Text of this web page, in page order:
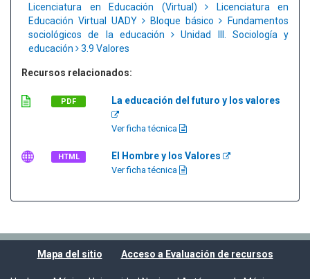
Licenciatura en Educación (Virtual)
Licenciatura en
Educación Virtual UADY
Bloque básico
Fundamentos
sociológicos de la educación
Unidad III. Sociología y
educación
3.9 Valores
Recursos relacionados:
PDF La educación del futuro y los valores
Ver ficha técnica
HTML El Hombre y los Valores
Ver ficha técnica
Mapa del sitio Acceso a Evaluación de recursos